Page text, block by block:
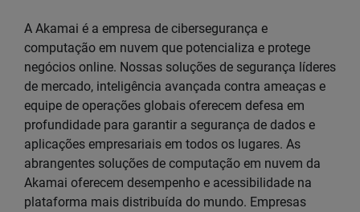
A Akamai é a empresa de cibersegurança e
computação em nuvem que potencializa e protege
negócios online. Nossas soluções de segurança líderes
de mercado, inteligência avançada contra ameaças e
equipe de operações globais oferecem defesa em
profundidade para garantir a segurança de dados e
aplicações empresariais em todos os lugares. As
abrangentes soluções de computação em nuvem da
Akamai oferecem desempenho e acessibilidade na
plataforma mais distribuída do mundo. Empresas